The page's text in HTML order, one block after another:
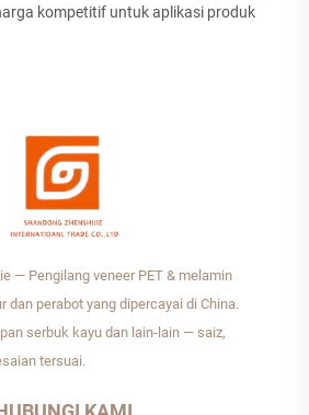
kompetitif untuk aplikasi produk
— Pengilang veneer PET & melamin
dan perabot yang dipercayai di China.
serbuk kayu dan lain-lain — saiz,
tersuai.